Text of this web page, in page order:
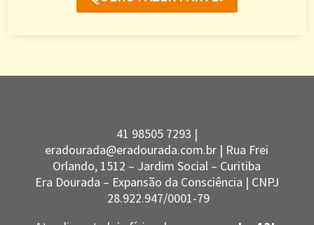
41 98505 7293 |
eradourada@eradourada.com.br | Rua Frei
Orlando, 1512 – Jardim Social – Curitiba
Era Dourada – Expansão da Consciência | CNPJ
28.922.947/0001-79